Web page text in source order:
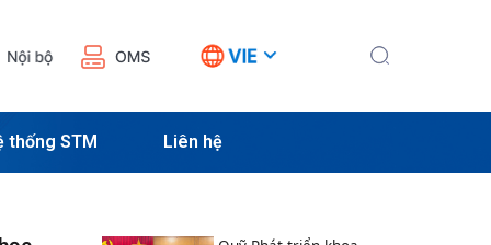
thống STM Liên hệ